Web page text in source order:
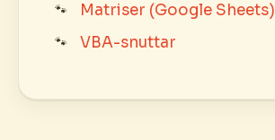
Matriser (Google Sheets)
VBA-snuttar